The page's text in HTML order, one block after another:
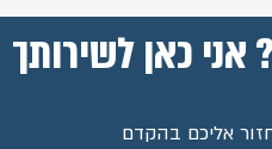
כאן לשירותך
אליכם בהקדם